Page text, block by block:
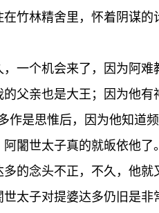
在竹林精舍里，怀着阴谋
，一个机会来了，因为阿
父亲也是大王；因为他
作是思惟后，因为他知道
闍世太子真的就皈依他了。
多的念头不正，不久，他就
世太子对提婆达多仍旧是